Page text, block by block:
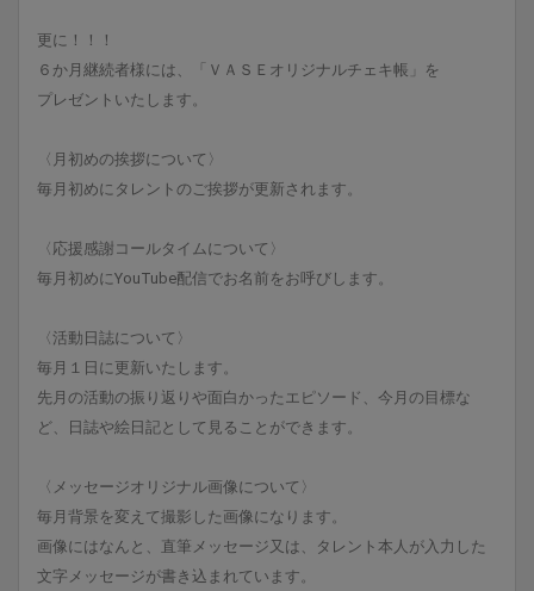
更に！！！
６か月継続者様には、「ＶＡＳＥオリジナルチェキ帳」を
プレゼントいたします。
〈月初めの挨拶について〉
毎月初めにタレントのご挨拶が更新されます。
〈応援感謝コールタイムについて〉
毎月初めにYouTube配信でお名前をお呼びします。
〈活動日誌について〉
毎月１日に更新いたします。
先月の活動の振り返りや面白かったエピソード、今月の目標な
ど、日誌や絵日記として見ることができます。
〈メッセージオリジナル画像について〉
毎月背景を変えて撮影した画像になります。
画像にはなんと、直筆メッセージ又は、タレント本人が入力した
文字メッセージが書き込まれています。